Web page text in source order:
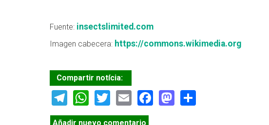
Fuente: insectslimited.com
Imagen cabecera: https://commons.wikimedia.org
Compartir notícia:
Telegram
WhatsApp
TwitterEmailFacebook
Mastodon
Añadir nuevo comentario